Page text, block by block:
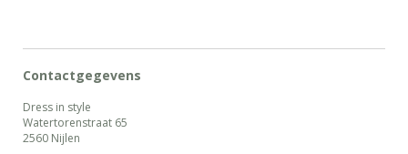
Contactgegevens
Dress in style
Watertorenstraat 65
2560 Nijlen